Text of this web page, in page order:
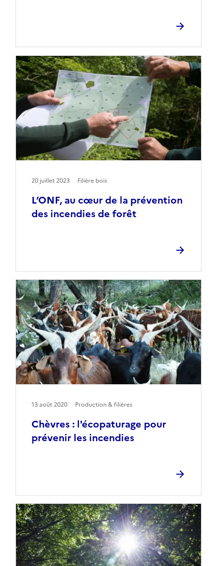
L’ONF, au cœur de la prévention
des incendies de forêt
20 juillet 2023 Filière bois
Chèvres : l'écopaturage pour
prévenir les incendies
13 août 2020 Production & filières